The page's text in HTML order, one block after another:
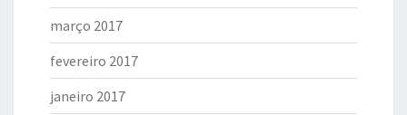
março 2017
fevereiro 2017
janeiro 2017